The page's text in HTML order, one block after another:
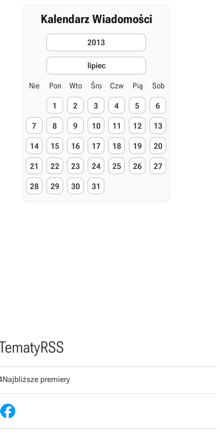
Kalendarz Wiadomości
2013
lipiec
Nie Pon Wto Śro Czw Pią Sob
1 2 3 4 5 6
7 8 9 10 11 12 13
14 15 16 17 18 19 20
21 22 23 24 25 26 27
28 29 30 31
RSS
Najbliższe premiery